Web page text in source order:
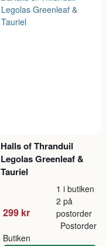
Halls of Thranduil
Legolas Greenleaf &
Tauriel
299 kr
1 i butiken
2 på
postorder
Butiken
Postorder